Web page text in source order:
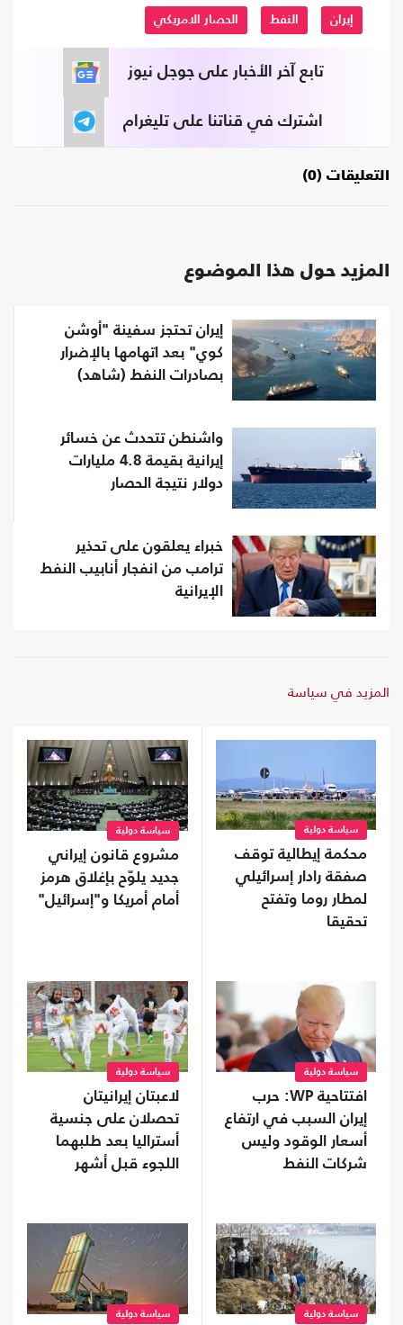
إيران النفط الحصار الامريكي
تابع آخر الأخبار على جوجل نيوز
اشترك في قناتنا على تليغرام
التعليقات (0)
المزيد حول هذا الموضوع
إيران تحتجز سفينة "أوشن
كوي" بعد اتهامها بالإضرار
بصادرات النفط (شاهد)
واشنطن تتحدث عن خسائر
إيرانية بقيمة 4.8 مليارات
دولار نتيجة الحصار
خبراء يعلقون على تحذير
ترامب من انفجار أنابيب النفط
الإيرانية
المزيد في سياسة
سياسة دولية
محكمة إيطالية توقف
صفقة رادار إسرائيلي
لمطار روما وتفتح
تحقيقا
سياسة دولية
مشروع قانون إيراني
جديد يلوّح بإغلاق هرمز
أمام أمريكا و"إسرائيل"
سياسة دولية
افتتاحية WP: حرب
إيران السبب في ارتفاع
أسعار الوقود وليس
شركات النفط
سياسة دولية
لاعبتان إيرانيتان
تحصلان على جنسية
أستراليا بعد طلبهما
اللجوء قبل أشهر
سياسة دولية سياسة دولية